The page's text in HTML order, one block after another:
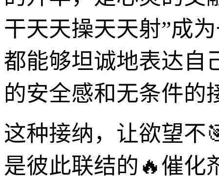
干天天操天天射”成
都能够坦诚地表达自
的安全感和无条件的
这种接纳，让欲望不
是彼此联结的🔥催化